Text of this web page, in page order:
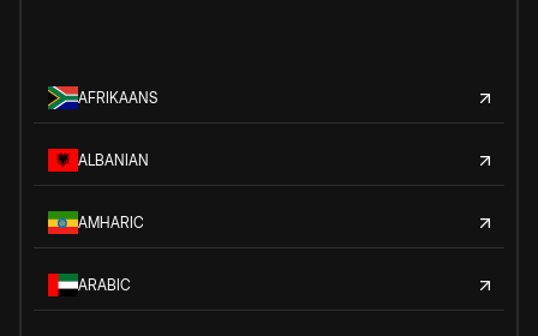
AFRIKAANS
ALBANIAN
AMHARIC
ARABIC